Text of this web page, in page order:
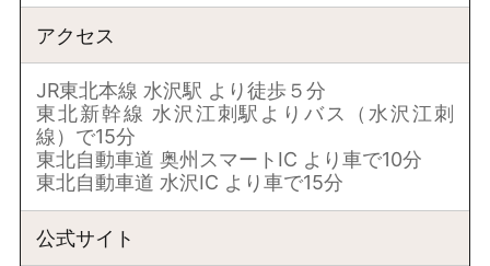
アクセス
JR東北本線 水沢駅 より徒歩５分
東北新幹線 水沢江刺駅よりバス（水沢江刺
線）で15分
東北自動車道 奥州スマートIC より車で10分
東北自動車道 水沢IC より車で15分
公式サイト